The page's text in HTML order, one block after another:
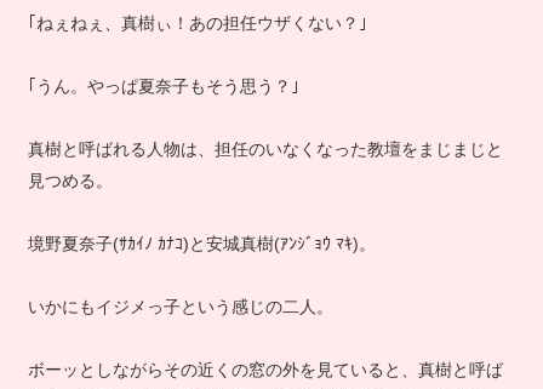
｢ねぇねぇ、真樹ぃ！あの担任ウザくない？｣
｢うん。やっぱ夏奈子もそう思う？｣
真樹と呼ばれる人物は、担任のいなくなった教壇をまじまじと
見つめる。
境野夏奈子(ｻｶｲﾉ ｶﾅｺ)と安城真樹(ｱﾝｼﾞｮｳ ﾏｷ)。
いかにもイジメっ子という感じの二人。
ボーッとしながらその近くの窓の外を見ていると、真樹と呼ば